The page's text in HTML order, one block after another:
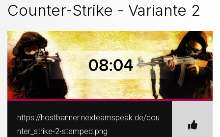
Counter-Strike - Variante 2
https://hostbanner.nexteamspeak.de/cou
nter_strike-2-stamped.png